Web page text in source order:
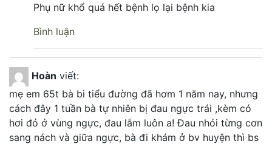
Phụ nữ khổ quá hết bệnh lọ lại bệnh kia
Bình luận
Hoàn viết:
mẹ em 65t bà bi tiểu đường đã hơm 1 năm nay, nhưng
cách đây 1 tuần bà tự nhiên bị đau ngực trái ,kèm có
hơi đỏ ở vùng ngực, đau lắm luôn a! Đau nhói từng cơn
sang nách và giữa ngực, bà đi khám ở bv huyện thì bs